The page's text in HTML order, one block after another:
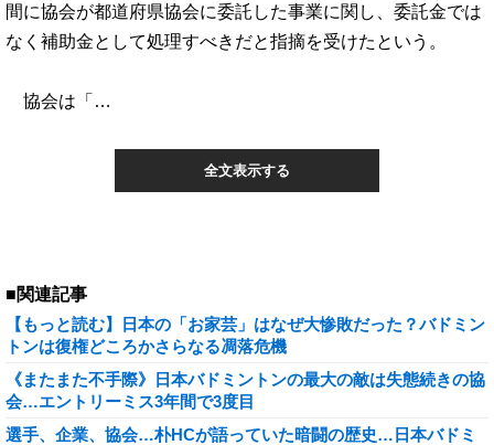
間に協会が都道府県協会に委託した事業に関し、委託金では
なく補助金として処理すべきだと指摘を受けたという。
協会は「…
全文表示する
■関連記事
【もっと読む】日本の「お家芸」はなぜ大惨敗だった？バドミン
トンは復権どころかさらなる凋落危機
《またまた不手際》日本バドミントンの最大の敵は失態続きの協
会…エントリーミス3年間で3度目
選手、企業、協会…朴HCが語っていた暗闘の歴史…日本バドミ